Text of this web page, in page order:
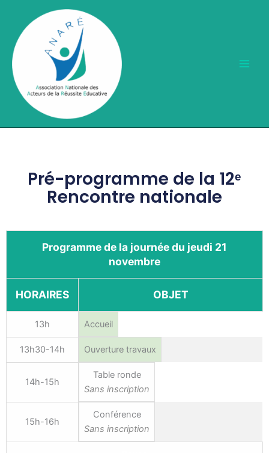
contenu
Pré-programme de la 12ᵉ
Rencontre nationale
Programme de la journée du jeudi 21
novembre
HORAIRES OBJET
13h Accueil
13h30-14h Ouverture travaux
14h-15h
Table ronde
Sans inscription
15h-16h
Conférence
Sans inscription